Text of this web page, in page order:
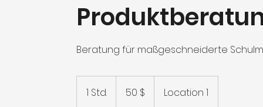
Beratung für maßgeschneiderte
1 Std.
Dollar50 $ Location 1